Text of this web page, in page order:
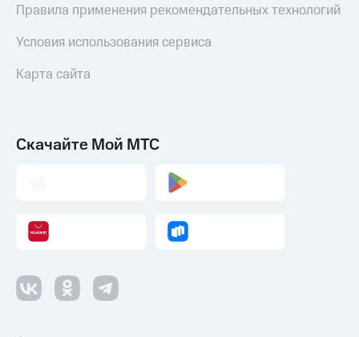
Правила применения рекомендательных технологий
Условия использования сервиса
Карта сайта
Скачайте Мой МТС